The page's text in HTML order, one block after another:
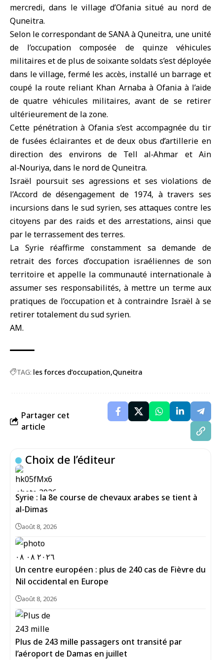
mercredi, dans le village d’Ofania situé au nord de
Quneitra.
Selon le correspondant de SANA à Quneitra, une unité
de l’occupation composée de quinze véhicules
militaires et de plus de soixante soldats s’est déployée
dans le village, fermé les accès, installé un barrage et
coupé la route reliant Khan Arnaba à Ofania à l’aide
de quatre véhicules militaires, avant de se retirer
ultérieurement de la zone.
Cette pénétration à Ofania s’est accompagnée du tir
de fusées éclairantes et de deux obus d’artillerie en
direction des environs de Tell al‑Ahmar et Ain
al‑Nouriya, dans le nord de Quneitra.
Israël poursuit ses agressions et ses violations de
l’Accord de désengagement de 1974, à travers ses
incursions dans le sud syrien, ses attaques contre les
citoyens par des raids et des arrestations, ainsi que
par le terrassement des terres.
La Syrie réaffirme constamment sa demande de
retrait des forces d’occupation israéliennes de son
territoire et appelle la communauté internationale à
assumer ses responsabilités, à mettre un terme aux
pratiques de l’occupation et à contraindre Israël à se
retirer totalement du sud syrien.
AM.
TAG: les forces d’occupation Quneitra
Partager cet
article
Choix de l’éditeur
Syrie : la 8e course de chevaux arabes se tient à
al-Dimas
août 8, 2026
Un centre européen : plus de 240 cas de Fièvre du
Nil occidental en Europe
août 8, 2026
Plus de 243 mille passagers ont transité par
l’aéroport de Damas en juillet